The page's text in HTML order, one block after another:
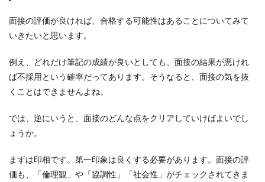
面接の評価が良ければ、合格する可能性はあることについてみて
いきたいと思います。
例え、どれだけ筆記の成績が良いとしても、面接の結果が悪けれ
ば不採用という確率だってあります。そうなると、面接の気を抜
くことはできませんよね。
では、逆にいうと、面接のどんな点をクリアしていけばよいでし
ょうか。
まずは印相です。第一印象は良くする必要があります。面接の評
価も、「倫理観」や「協調性」「社会性」がチェックされてきま